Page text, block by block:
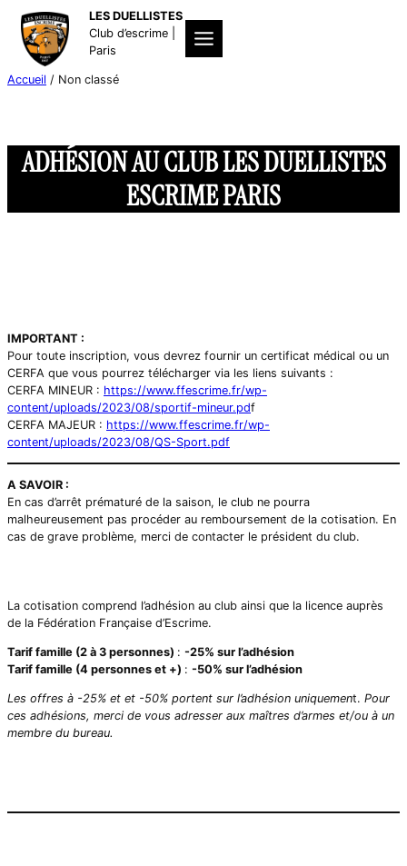
Aller
contenu
LES DUELLISTES
Club d’escrime |
Paris
Accueil / Non classé
ADHÉSION AU CLUB LES DUELLISTES
ESCRIME PARIS
IMPORTANT :
Pour toute inscription, vous devrez fournir un certificat médical ou un
CERFA que vous pourrez télécharger via les liens suivants :
CERFA MINEUR : https://www.ffescrime.fr/wp-
content/uploads/2023/08/sportif-mineur.pdf
CERFA MAJEUR : https://www.ffescrime.fr/wp-
content/uploads/2023/08/QS-Sport.pdf
A SAVOIR :
En cas d’arrêt prématuré de la saison, le club ne pourra
malheureusement pas procéder au remboursement de la cotisation. En
cas de grave problème, merci de contacter le président du club.
La cotisation comprend l’adhésion au club ainsi que la licence auprès
de la Fédération Française d’Escrime.
Tarif famille (2 à 3 personnes) : -25% sur l’adhésion
Tarif famille (4 personnes et +) : -50% sur l’adhésion
Les offres à -25% et et -50% portent sur l’adhésion uniquement. Pour
ces adhésions, merci de vous adresser aux maîtres d’armes et/ou à un
membre du bureau.